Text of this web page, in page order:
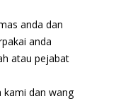
anda dan
anda
atau pejabat
kami dan wang